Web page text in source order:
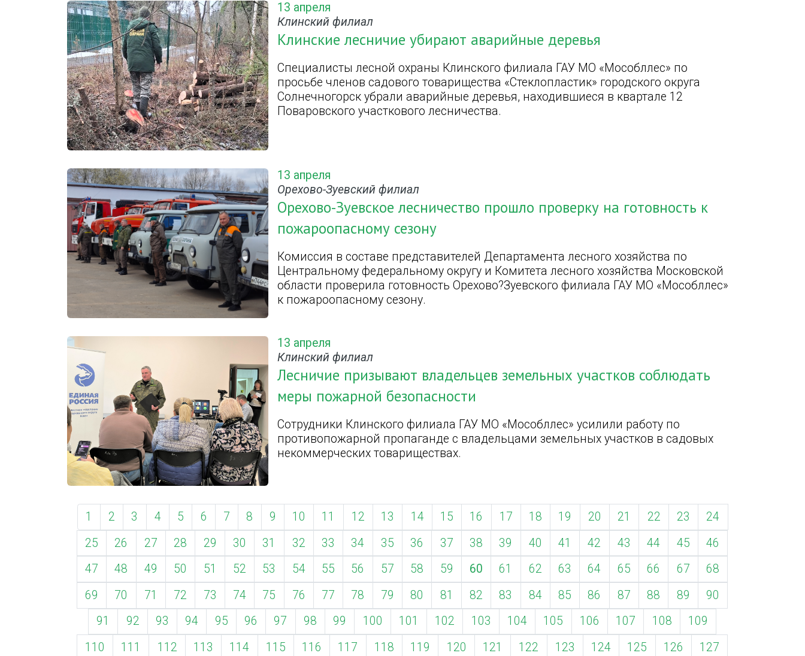
13 апреля
Клинский филиал
Клинские лесничие убирают аварийные деревья
Специалисты лесной охраны Клинского филиала ГАУ МО «Мособллес» по
просьбе членов садового товарищества «Стеклопластик» городского округа
Солнечногорск убрали аварийные деревья, находившиеся в квартале 12
Поваровского участкового лесничества.
13 апреля
Орехово-Зуевский филиал
Орехово-Зуевское лесничество прошло проверку на готовность к
пожароопасному сезону
Комиссия в составе представителей Департамента лесного хозяйства по
Центральному федеральному округу и Комитета лесного хозяйства Московской
области проверила готовность Орехово?Зуевского филиала ГАУ МО «Мособллес»
к пожароопасному сезону.
13 апреля
Клинский филиал
Лесничие призывают владельцев земельных участков соблюдать
меры пожарной безопасности
Сотрудники Клинского филиала ГАУ МО «Мособллес» усилили работу по
противопожарной пропаганде с владельцами земельных участков в садовых
некоммерческих товариществах.
1 2 3 4 5 6 7 8 9 10 11 12 13 14 15 16 17 18 19 20 21 22 23
24
25
26 27 28 29 30 31 32 33 34 35 36 37 38 39 40 41 42 43 44 45
46
47
48 49 50 51 52 53 54 55 56 57 58 59 60 61 62 63 64 65 66 67
68
69
70 71 72 73 74 75 76 77 78 79 80 81 82 83 84 85 86 87 88 89
90
91
92 93 94 95 96 97 98 99 100 101 102 103 104 105 106 107 108
109
110
111 112 113 114 115 116 117 118 119 120 121 122 123 124 125 126 127